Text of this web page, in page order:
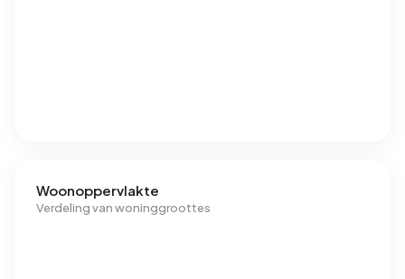
Woonoppervlakte
Verdeling van woninggroottes